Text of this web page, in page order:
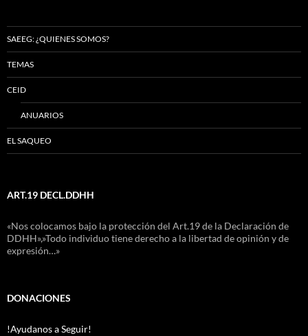
SAEEG: ¿QUIENES SOMOS?
TEMAS
CEID
ANUARIOS
EL SAQUEO
ART.19 DECL.DDHH
«Nos colocamos bajo la protección del Art.19 de la Declaración de
DDHH»,»Todo individuo tiene derecho a la libertad de opinión y de
expresión…»
DONACIONES
!Ayudanos a Seguir!